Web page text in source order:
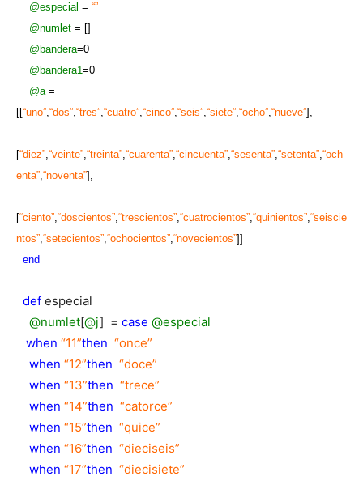
@especial = “”
@numlet = []
@bandera=0
@bandera1=0
@a=
[[“uno”,“dos”,“tres”,“cuatro”,“cinco”,“seis”,“siete”,“ocho”,“nueve”],
[“diez”,“veinte”,“treinta”,“cuarenta”,“cincuenta”,“sesenta”,“setenta”,“och
enta”,“noventa”],
[“ciento”,“doscientos”,“trescientos”,“cuatrocientos”,“quinientos”,“seiscie
ntos”,“setecientos”,“ochocientos”,“novecientos”]]
end
def especial
@numlet[@j] = case @especial
when “11”then “once”
when “12”then “doce”
when “13”then “trece”
when “14”then “catorce”
when “15”then “quice”
when “16”then “dieciseis”
when “17”then “diecisiete”